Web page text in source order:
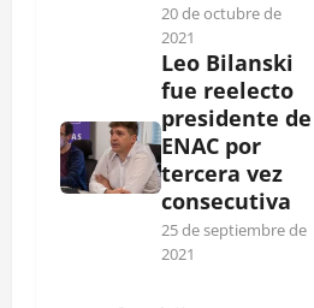
20 de octubre de
2021
Leo Bilanski
fue reelecto
presidente de
ENAC por
tercera vez
consecutiva
25 de septiembre de
2021